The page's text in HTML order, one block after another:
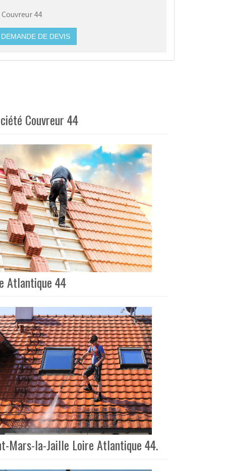
Couvreur 44
DE DEVIS
Couvreur 44
Atlantique 44
Mars-la-Jaille Loire Atlantique 44.